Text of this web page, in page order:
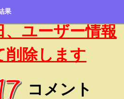
果
、ユーザー情報
削除します
コメント